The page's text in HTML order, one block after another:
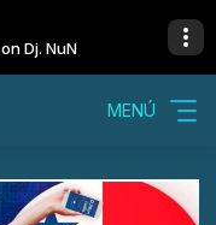
Dj. NuN
MENÚ